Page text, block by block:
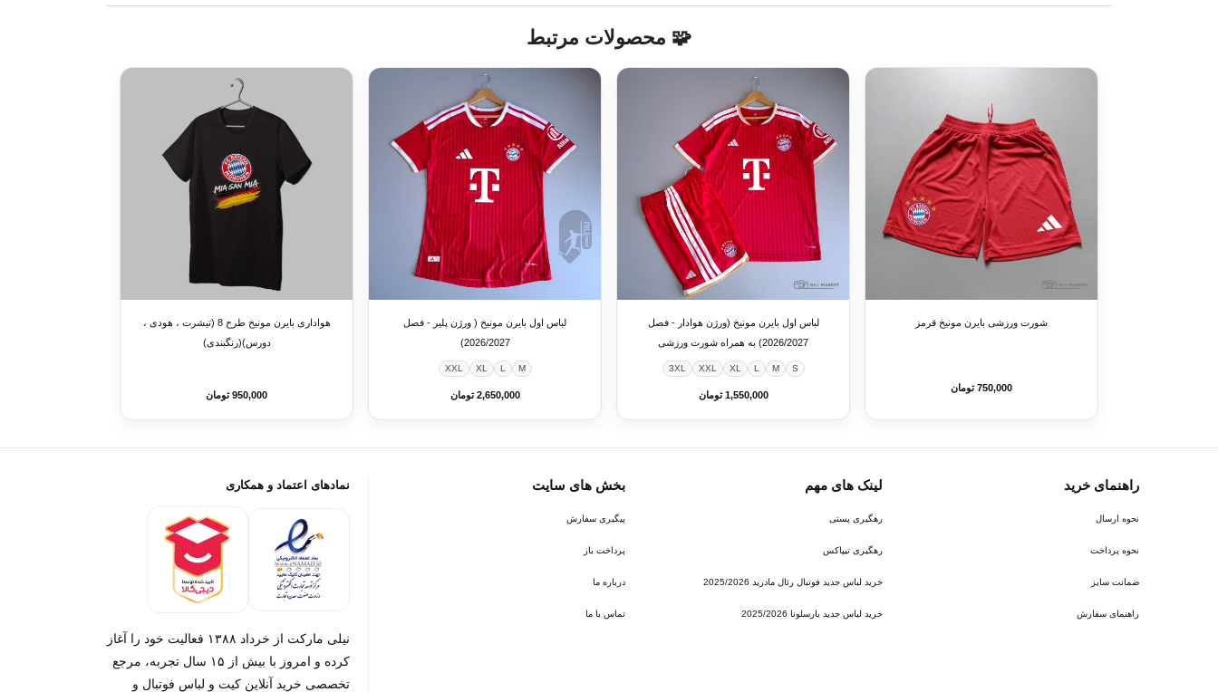
🧩 محصولات مرتبط
شورت ورزشی بایرن مونیخ قرمز
750,000 تومان
لباس اول بایرن مونیخ (ورژن هوادار - فصل
2026/2027) به همراه شورت ورزشی
S
M
L
XL
XXL
3XL
1,550,000 تومان
لباس اول بایرن مونیخ ( ورژن پلیر - فصل
2026/2027)
M
L
XL
XXL
2,650,000 تومان
هواداری بایرن مونیخ طرح 8 (تیشرت ، هودی ،
دورس)(رنگبندی)
950,000 تومان
راهنمای خرید
نحوه ارسال
نحوه پرداخت
ضمانت سایز
راهنمای سفارش
لینک های مهم
رهگیری پستی
رهگیری تیپاکس
خرید لباس جدید فوتبال رئال مادرید 2025/2026
خرید لباس جدید بارسلونا 2025/2026
بخش های سایت
پیگیری سفارش
پرداخت باز
درباره ما
تماس با ما
نمادهای اعتماد و همکاری
نیلی مارکت از خرداد ۱۳۸۸ فعالیت خود را آغاز
کرده و امروز با بیش از ۱۵ سال تجربه، مرجع
تخصصی خرید آنلاین کیت و لباس فوتبال و